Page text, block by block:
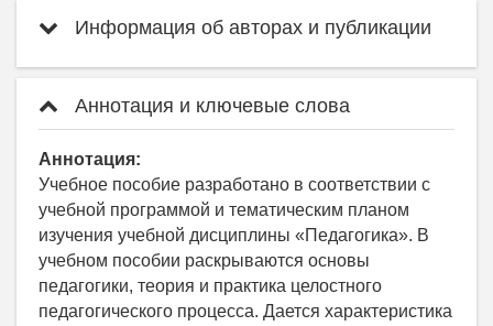
Информация об авторах и публикации
Аннотация и ключевые слова
Аннотация:
Учебное пособие разработано в соответствии с
учебной программой и тематическим планом
изучения учебной дисциплины «Педагогика». В
учебном пособии раскрываются основы
педагогики, теория и практика целостного
педагогического процесса. Дается характеристика